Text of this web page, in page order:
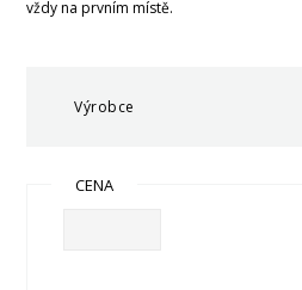
vždy na prvním místě.
Výrobce
CENA